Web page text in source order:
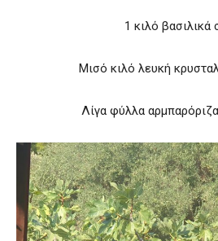
1 κιλό βασιλικά
Μισό κιλό λευκή
Λίγα φύλλα